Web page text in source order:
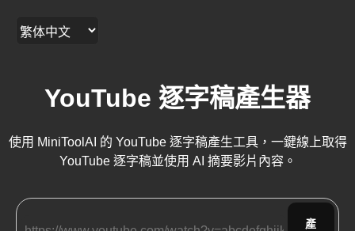
YouTube 逐字稿產生器
使用 MiniToolAI 的 YouTube 逐字稿產生工具，一鍵線上取得
YouTube 逐字稿並使用 AI 摘要影片內容。
產